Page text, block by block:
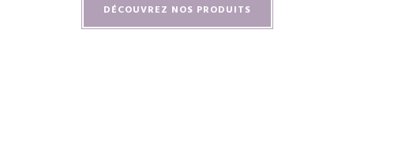
DÉCOUVREZ NOS PRODUITS